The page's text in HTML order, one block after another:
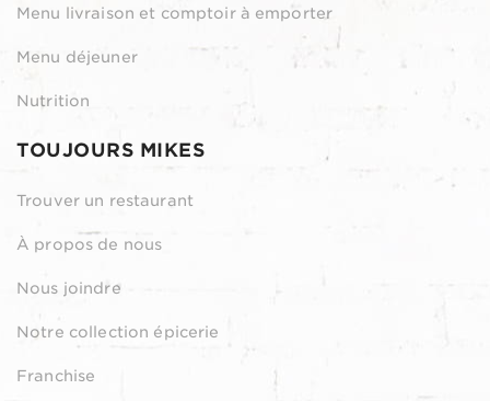
Menu livraison et comptoir à emporter
Menu déjeuner
Nutrition
TOUJOURS MIKES
Trouver un restaurant
À propos de nous
Nous joindre
Notre collection épicerie
Franchise